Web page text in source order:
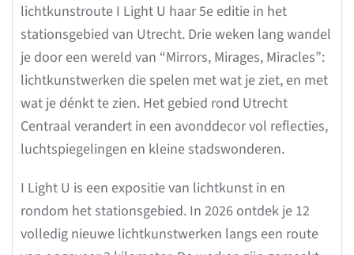
lichtkunstroute I Light U haar 5e editie in het
stationsgebied van Utrecht. Drie weken lang wandel
je door een wereld van “Mirrors, Mirages, Miracles”:
lichtkunstwerken die spelen met wat je ziet, en met
wat je dénkt te zien. Het gebied rond Utrecht
Centraal verandert in een avonddecor vol reflecties,
luchtspiegelingen en kleine stadswonderen.
I Light U is een expositie van lichtkunst in en
rondom het stationsgebied. In 2026 ontdek je 12
volledig nieuwe lichtkunstwerken langs een route